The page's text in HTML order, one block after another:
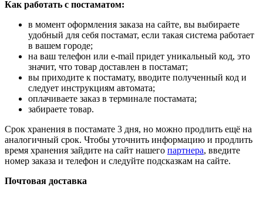
Как работать с постаматом:
в момент оформления заказа на сайте, вы выбираете
удобный для себя постамат, если такая система работает
в вашем городе;
на ваш телефон или e-mail придет уникальный код, это
значит, что товар доставлен в постамат;
вы приходите к постамату, вводите полученный код и
следует инструкциям автомата;
оплачиваете заказ в терминале постамата;
забираете товар.
Срок хранения в постамате 3 дня, но можно продлить ещё на
аналогичный срок. Чтобы уточнить информацию и продлить
время хранения зайдите на сайт нашего партнера, введите
номер заказа и телефон и следуйте подсказкам на сайте.
Почтовая доставка